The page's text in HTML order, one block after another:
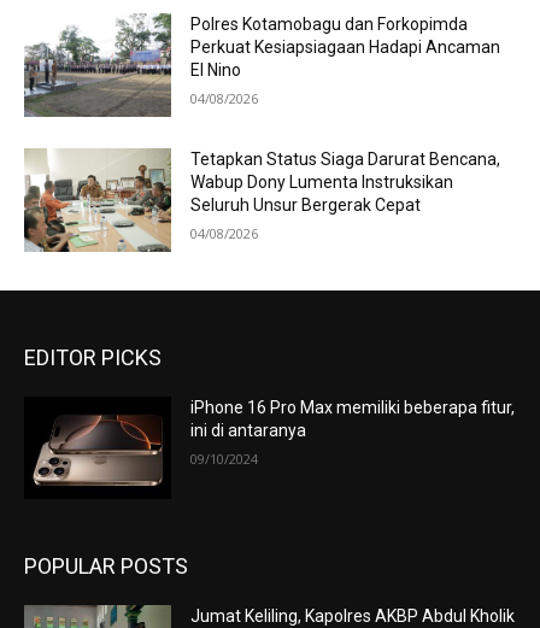
Polres Kotamobagu dan Forkopimda
Perkuat Kesiapsiagaan Hadapi Ancaman
El Nino
04/08/2026
Tetapkan Status Siaga Darurat Bencana,
Wabup Dony Lumenta Instruksikan
Seluruh Unsur Bergerak Cepat
04/08/2026
EDITOR PICKS
iPhone 16 Pro Max memiliki beberapa fitur,
ini di antaranya
09/10/2024
POPULAR POSTS
Jumat Keliling, Kapolres AKBP Abdul Kholik